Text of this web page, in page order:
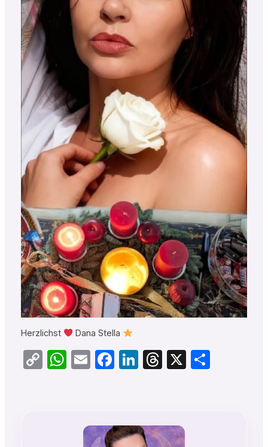
Herzlichst Dana Stella
CopyWhatsApp
EmailFacebook
LinkedIn
Threads
X Teilen